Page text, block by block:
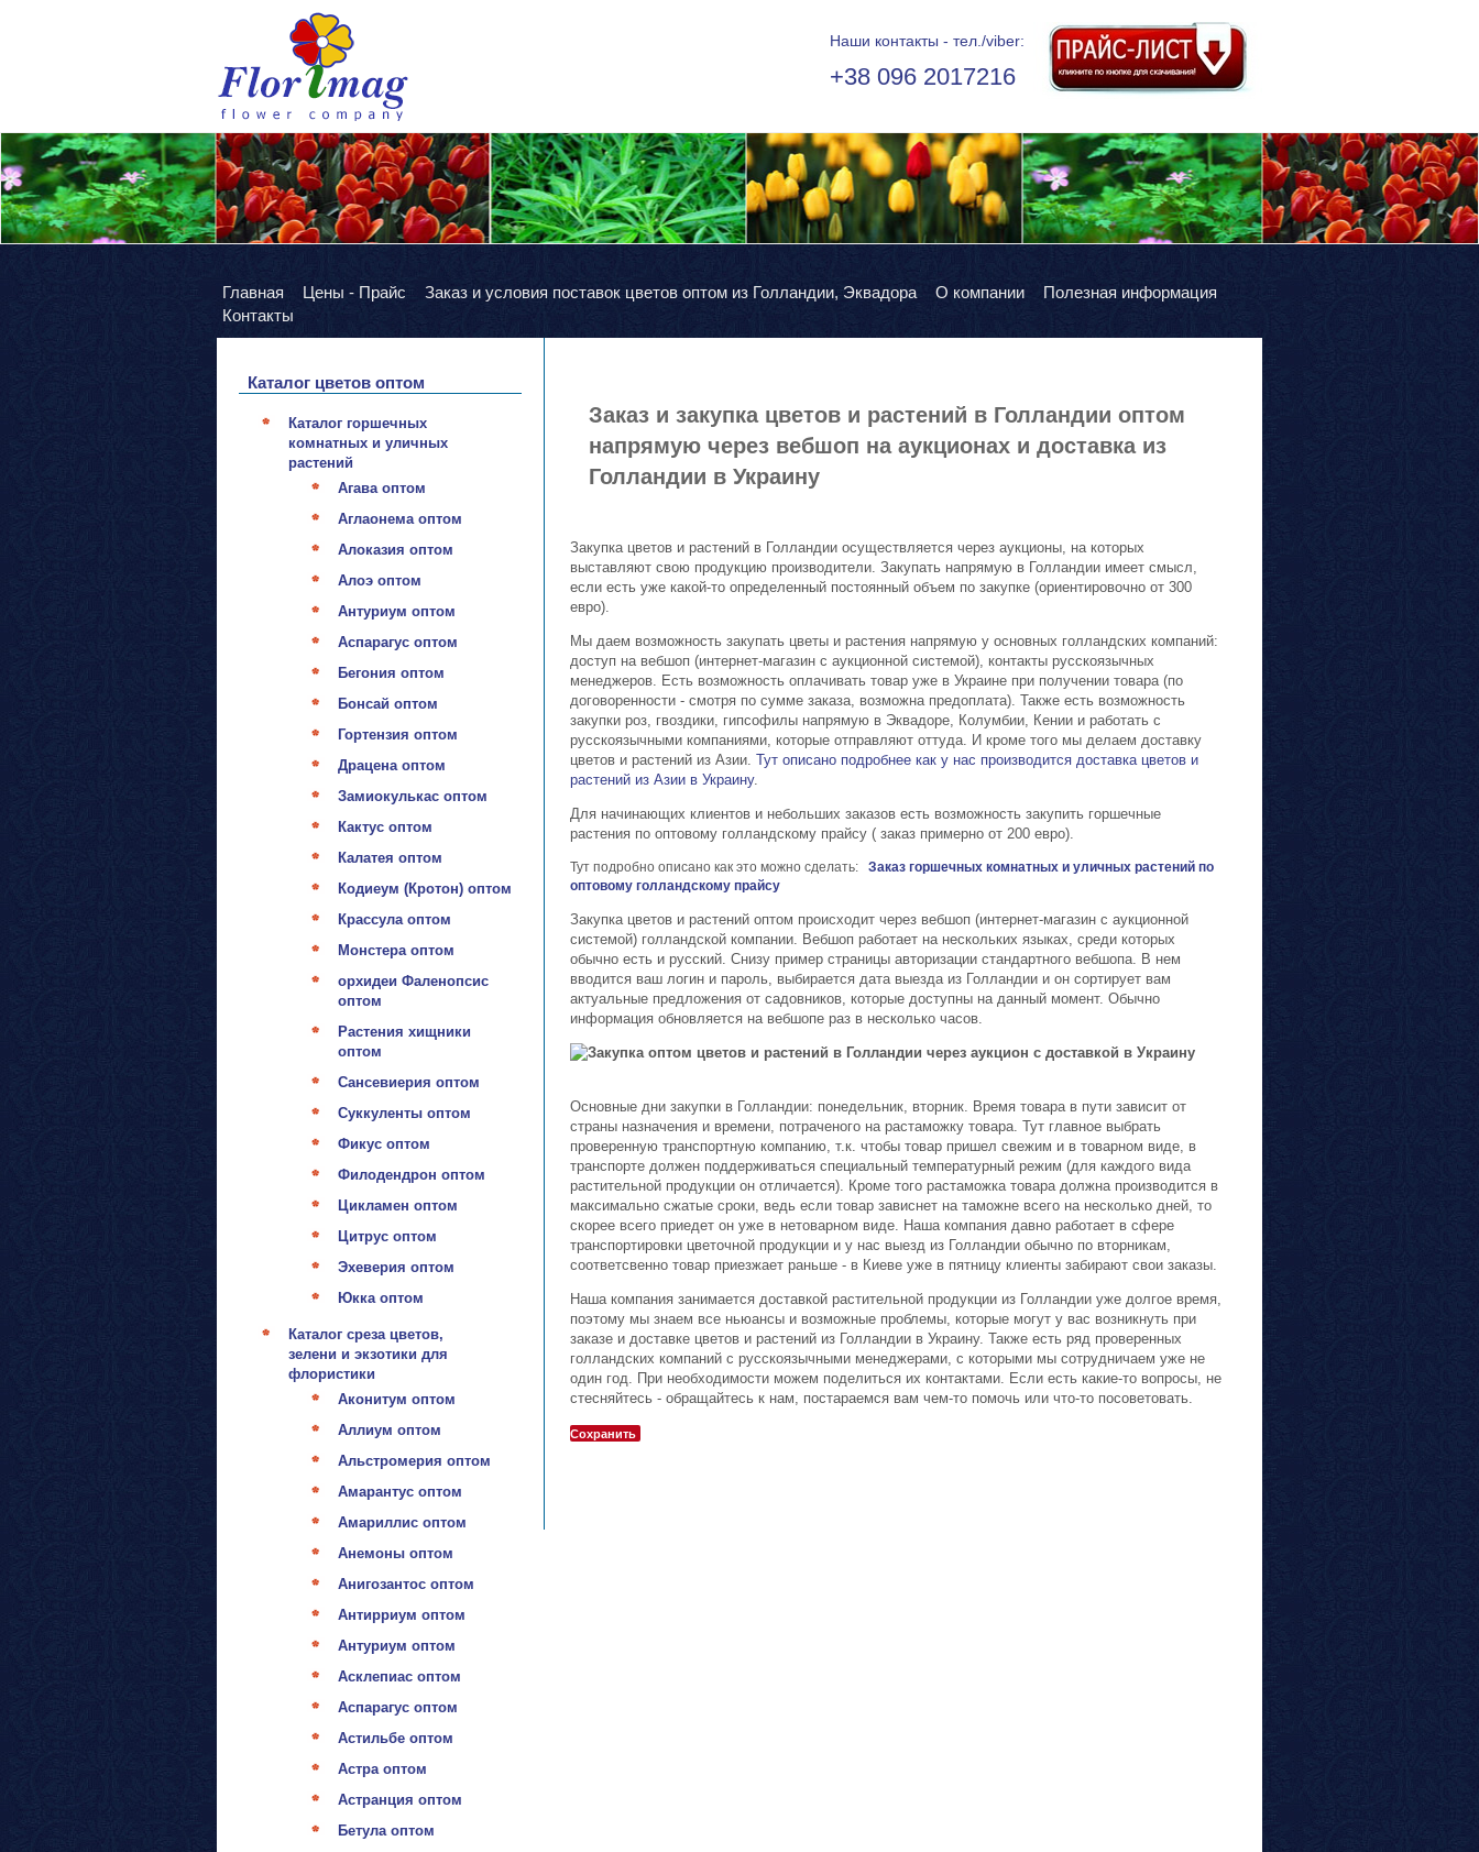
Наши контакты - тел./viber:
+38 096 2017216
Главная Цены - Прайс Заказ и условия поставок цветов оптом из Голландии, Эквадора О компании
Полезная информация
Контакты
Каталог цветов оптом
Каталог горшечных
комнатных и уличных
растений
Агава оптом
Аглаонема оптом
Алоказия оптом
Алоэ оптом
Антуриум оптом
Аспарагус оптом
Бегония оптом
Бонсай оптом
Гортензия оптом
Драцена оптом
Замиокулькас оптом
Кактус оптом
Калатея оптом
Кодиеум (Кротон) оптом
Крассула оптом
Монстера оптом
орхидеи Фаленопсис
оптом
Растения хищники
оптом
Сансевиерия оптом
Суккуленты оптом
Фикус оптом
Филодендрон оптом
Цикламен оптом
Цитрус оптом
Эхеверия оптом
Юкка оптом
Каталог среза цветов,
зелени и экзотики для
флористики
Аконитум оптом
Аллиум оптом
Альстромерия оптом
Амарантус оптом
Амариллис оптом
Анемоны оптом
Анигозантос оптом
Антирриум оптом
Антуриум оптом
Асклепиас оптом
Аспарагус оптом
Астильбе оптом
Астра оптом
Астранция оптом
Бетула оптом
Заказ и закупка цветов и растений в Голландии оптом
напрямую через вебшоп на аукционах и доставка из
Голландии в Украину
Закупка цветов и растений в Голландии осуществляется через аукционы, на которых
выставляют свою продукцию производители. Закупать напрямую в Голландии имеет смысл,
если есть уже какой-то определенный постоянный объем по закупке (ориентировочно от 300
евро).
Мы даем возможность закупать цветы и растения напрямую у основных голландских компаний:
доступ на вебшоп (интернет-магазин с аукционной системой), контакты русскоязычных
менеджеров. Есть возможность оплачивать товар уже в Украине при получении товара (по
договоренности - смотря по сумме заказа, возможна предоплата). Также есть возможность
закупки роз, гвоздики, гипсофилы напрямую в Эквадоре, Колумбии, Кении и работать с
русскоязычными компаниями, которые отправляют оттуда. И кроме того мы делаем доставку
цветов и растений из Азии. Тут описано подробнее как у нас производится доставка цветов и
растений из Азии в Украину.
Для начинающих клиентов и небольших заказов есть возможность закупить горшечные
растения по оптовому голландскому прайсу ( заказ примерно от 200 евро).
Тут подробно описано как это можно сделать: Заказ горшечных комнатных и уличных растений по
оптовому голландскому прайсу
Закупка цветов и растений оптом происходит через вебшоп (интернет-магазин с аукционной
системой) голландской компании. Вебшоп работает на нескольких языках, среди которых
обычно есть и русский. Снизу пример страницы авторизации стандартного вебшопа. В нем
вводится ваш логин и пароль, выбирается дата выезда из Голландии и он сортирует вам
актуальные предложения от садовников, которые доступны на данный момент. Обычно
информация обновляется на вебшопе раз в несколько часов.
Основные дни закупки в Голландии: понедельник, вторник. Время товара в пути зависит от
страны назначения и времени, потраченого на растаможку товара. Тут главное выбрать
проверенную транспортную компанию, т.к. чтобы товар пришел свежим и в товарном виде, в
транспорте должен поддерживаться специальный температурный режим (для каждого вида
растительной продукции он отличается). Кроме того растаможка товара должна производится в
максимально сжатые сроки, ведь если товар зависнет на таможне всего на несколько дней, то
скорее всего приедет он уже в нетоварном виде. Наша компания давно работает в сфере
транспортировки цветочной продукции и у нас выезд из Голландии обычно по вторникам,
соответсвенно товар приезжает раньше - в Киеве уже в пятницу клиенты забирают свои заказы.
Наша компания занимается доставкой растительной продукции из Голландии уже долгое время,
поэтому мы знаем все ньюансы и возможные проблемы, которые могут у вас возникнуть при
заказе и доставке цветов и растений из Голландии в Украину. Также есть ряд проверенных
голландских компаний с русскоязычными менеджерами, с которыми мы сотрудничаем уже не
один год. При необходимости можем поделиться их контактами. Если есть какие-то вопросы, не
стесняйтесь - обращайтесь к нам, постараемся вам чем-то помочь или что-то посоветовать.
Сохранить